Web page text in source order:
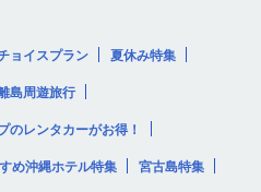
ョイスプラン 夏休み特集
島周遊旅行
のレンタカーがお得！
め沖縄ホテル特集 宮古島特集